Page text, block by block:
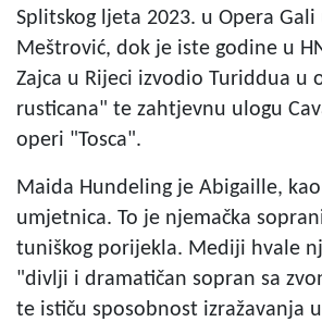
Splitskog ljeta 2023. u Opera
Meštrović, dok je iste godine u
Zajca u Rijeci izvodio Turiddua u
rusticana" te zahtjevnu ulogu
operi "Tosca".
Maida Hundeling je Abigaille,
umjetnica. To je njemačka
tuniškog porijekla. Mediji hvale
"divlji i dramatičan sopran sa
te ističu sposobnost izražavanja